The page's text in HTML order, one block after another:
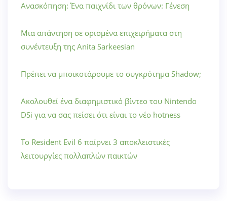
Ανασκόπηση: Ένα παιχνίδι των θρόνων: Γένεση
Μια απάντηση σε ορισμένα επιχειρήματα στη
συνέντευξη της Anita Sarkeesian
Πρέπει να μποϊκοτάρουμε το συγκρότημα Shadow;
Ακολουθεί ένα διαφημιστικό βίντεο του Nintendo
DSi για να σας πείσει ότι είναι το νέο hotness
Το Resident Evil 6 παίρνει 3 αποκλειστικές
λειτουργίες πολλαπλών παικτών